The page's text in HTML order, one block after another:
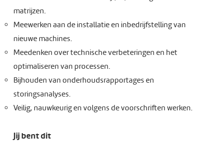
matrijzen.
Meewerken aan de installatie en inbedrijfstelling van
nieuwe machines.
Meedenken over technische verbeteringen en het
optimaliseren van processen.
Bijhouden van onderhoudsrapportages en
storingsanalyses.
Veilig, nauwkeurig en volgens de voorschriften werken.
Jij bent dit